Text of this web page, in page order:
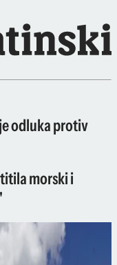
je odluka protiv
morski i